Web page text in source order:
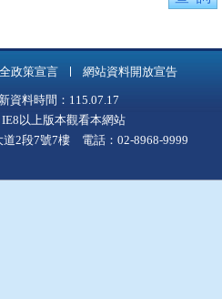
政策宣言 網站資料開放宣告
資料時間：115.07.17
以上版本觀看本網站
道2段7號7樓 電話：02-8968-9999